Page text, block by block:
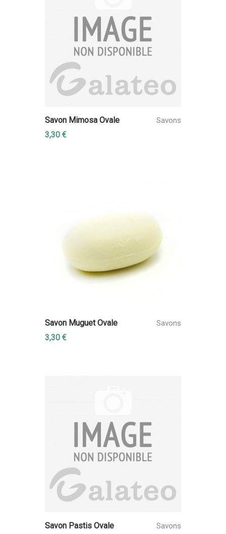
Savon Mimosa Ovale Savons
3,30 €
Savon Muguet Ovale Savons
3,30 €
Savon Pastis Ovale Savons